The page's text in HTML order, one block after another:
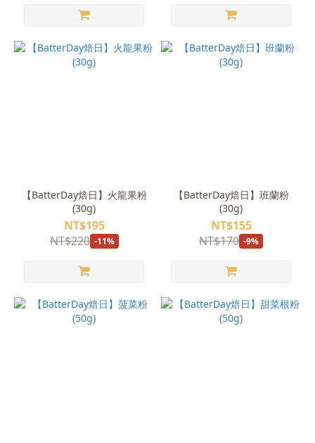
【BatterDay焙日】火龍果粉
(30g)
NT$195
NT$220 -11%
【BatterDay焙日】班蘭粉
(30g)
NT$155
NT$170 -9%